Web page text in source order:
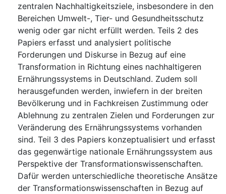
zentralen Nachhaltigkeitsziele, insbesondere in den
Bereichen Umwelt-, Tier- und Gesundheitsschutz
wenig oder gar nicht erfüllt werden. Teils 2 des
Papiers erfasst und analysiert politische
Forderungen und Diskurse in Bezug auf eine
Transformation in Richtung eines nachhaltigeren
Ernährungssystems in Deutschland. Zudem soll
herausgefunden werden, inwiefern in der breiten
Bevölkerung und in Fachkreisen Zustimmung oder
Ablehnung zu zentralen Zielen und Forderungen zur
Veränderung des Ernährungssystems vorhanden
sind. Teil 3 des Papiers konzeptualisiert und erfasst
das gegenwärtige nationale Ernährungssystem aus
Perspektive der Transformationswissenschaften.
Dafür werden unterschiedliche theoretische Ansätze
der Transformationswissenschaften in Bezug auf